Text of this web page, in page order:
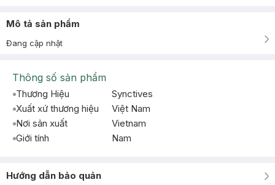
Mô tả sản phẩm
Đang cập nhật
Thông số sản phẩm
Thương Hiệu
Synctives
Xuất xứ thương hiệu
Việt Nam
Nơi sản xuất
Vietnam
Giới tính
Nam
Hướng dẫn bảo quản